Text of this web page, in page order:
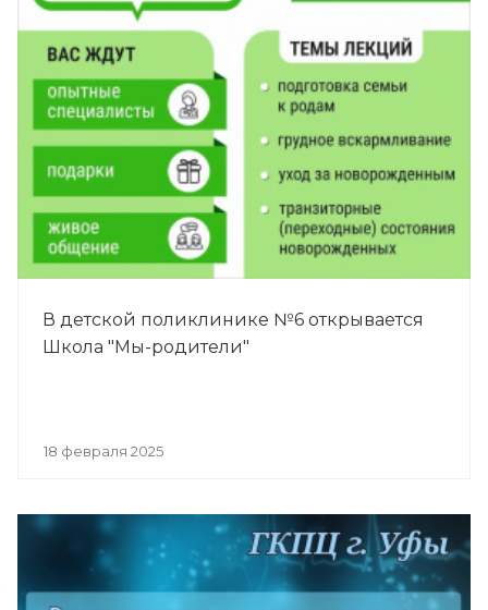
В детской поликлинике №6 открывается
Школа "Мы-родители"
18 февраля 2025